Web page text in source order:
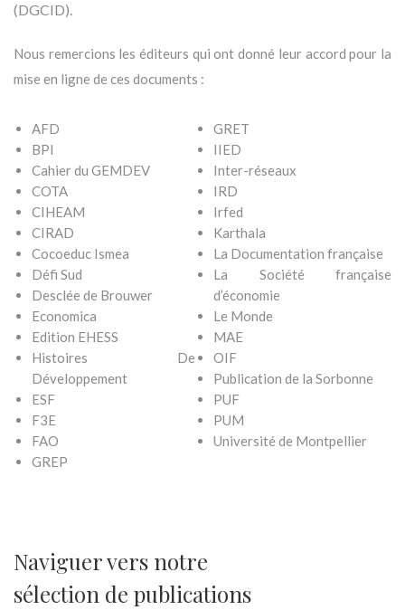
(DGCID).
Nous remercions les éditeurs qui ont donné leur accord pour la
mise en ligne de ces documents :
AFD
BPI
Cahier du GEMDEV
COTA
CIHEAM
CIRAD
Cocoeduc Ismea
Défi Sud
Desclée de Brouwer
Economica
Edition EHESS
Histoires De
Développement
ESF
F3E
FAO
GREP
GRET
IIED
Inter-réseaux
IRD
Irfed
Karthala
La Documentation française
La Société française
d’économie
Le Monde
MAE
OIF
Publication de la Sorbonne
PUF
PUM
Université de Montpellier
Naviguer vers notre
sélection de publications